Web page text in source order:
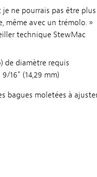
ne pourrais pas être
même avec un trémolo. »
technique StewMac
de diamètre requis
16" (14,29 mm)
bagues moletées à